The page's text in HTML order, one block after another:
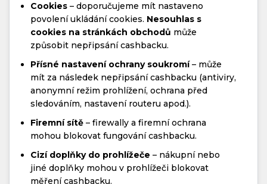
Cookies – doporučujeme mít nastaveno
povolení ukládání cookies. Nesouhlas s
cookies na stránkách obchodů může
způsobit nepřipsání cashbacku.
Přísné nastavení ochrany soukromí– může
mít za následek nepřipsání cashbacku (antiviry,
anonymní režim prohlížení, ochrana před
sledováním, nastavení routeru apod.).
Firemní sítě – firewally a firemní ochrana
mohou blokovat fungování cashbacku.
Cizí doplňky do prohlížeče – nákupní nebo
jiné doplňky mohou v prohlížeči blokovat
měření cashbacku.